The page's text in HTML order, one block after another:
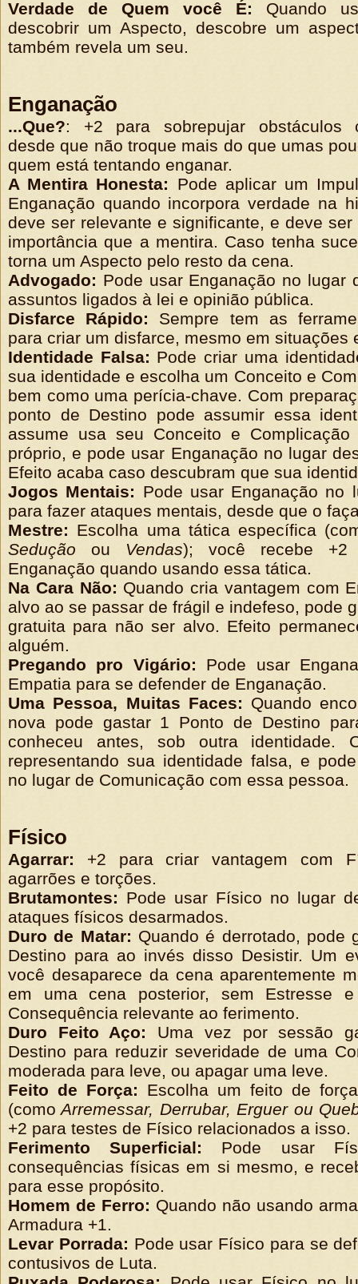
Verdade de Quem você É: Quando
descobrir um Aspecto, descobre um
também revela um seu.
Enganação
...Que?: +2 para sobrepujar obstáculos
desde que não troque mais do que umas
quem está tentando enganar.
A Mentira Honesta:
Pode aplicar um
Enganação quando incorpora verdade na
deve ser relevante e significante, e deve
importância que a mentira. Caso tenha
torna um Aspecto pelo resto da cena.
Advogado: Pode usar Enganação no lugar
assuntos ligados à lei e opinião pública.
Disfarce Rápido: Sempre tem as
para criar um disfarce, mesmo em situações
Identidade Falsa: Pode criar uma
sua identidade e escolha um Conceito e
bem como uma perícia-chave. Com
ponto de Destino pode assumir essa
assume usa seu Conceito e
próprio, e pode usar Enganação no lugar
Efeito acaba caso descubram que sua
Jogos Mentais: Pode usar Enganação no
para fazer ataques mentais, desde que o
Mestre: Escolha uma tática específica
Sedução ou Vendas); você recebe
Enganação quando usando essa tática.
Na Cara Não: Quando cria vantagem com
alvo ao se passar de frágil e indefeso, pode
gratuita para não ser alvo. Efeito
alguém.
Pregando pro Vigário: Pode usar
Empatia para se defender de Enganação.
Uma Pessoa, Muitas Faces: Quando
nova pode gastar 1 Ponto de Destino
conheceu antes, sob outra identidade.
representando sua identidade falsa, e
no lugar de Comunicação com essa pessoa.
Físico
Agarrar: +2 para criar vantagem com
agarrões e torções.
Brutamontes: Pode usar Físico no lugar
ataques físicos desarmados.
Duro de Matar: Quando é derrotado, pode
Destino para ao invés disso Desistir. Um
você desaparece da cena aparentemente
em uma cena posterior, sem Estresse
Consequência relevante ao ferimento.
Duro Feito Aço:
Uma vez por sessão
Destino para reduzir severidade de uma
moderada para leve, ou apagar uma leve.
Feito de Força:
Escolha um feito de
(como Arremessar, Derrubar, Erguer ou
+2 para testes de Físico relacionados a isso.
Ferimento Superficial: Pode usar
consequências físicas em si mesmo, e
para esse propósito.
Homem de Ferro: Quando não usando
Armadura +1.
Levar Porrada: Pode usar Físico para se
contusivos de Luta.